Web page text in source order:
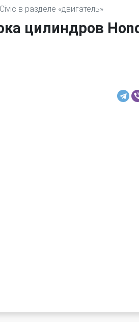
в разделе «двигатель»
цилиндров